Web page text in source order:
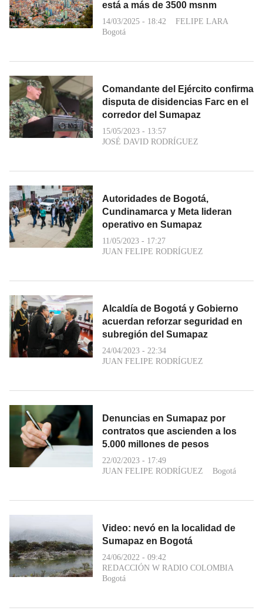
está a más de 3500 msnm
14/03/2025 - 18:42
FELIPE LARA
Bogotá
Comandante del Ejército confirma
disputa de disidencias Farc en el
corredor del Sumapaz
15/05/2023 - 13:57
JOSÉ DAVID RODRÍGUEZ
Autoridades de Bogotá,
Cundinamarca y Meta lideran
operativo en Sumapaz
11/05/2023 - 17:27
JUAN FELIPE RODRÍGUEZ
Alcaldía de Bogotá y Gobierno
acuerdan reforzar seguridad en
subregión del Sumapaz
24/04/2023 - 22:34
JUAN FELIPE RODRÍGUEZ
Denuncias en Sumapaz por
contratos que ascienden a los
5.000 millones de pesos
22/02/2023 - 17:49
JUAN FELIPE RODRÍGUEZ
Bogotá
Video: nevó en la localidad de
Sumapaz en Bogotá
24/06/2022 - 09:42
REDACCIÓN W RADIO COLOMBIA
Bogotá